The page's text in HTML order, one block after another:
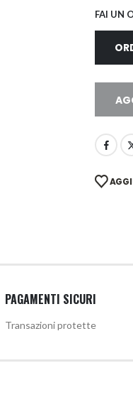
FAI UN
PAGAMENTI SICURI
Transazioni protette